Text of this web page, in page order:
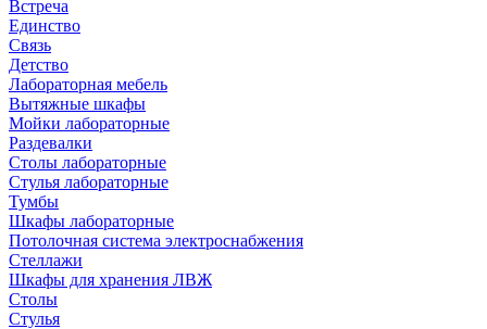
Встреча
Единство
Связь
Детство
Лабораторная мебель
Вытяжные шкафы
Мойки лабораторные
Раздевалки
Столы лабораторные
Стулья лабораторные
Тумбы
Шкафы лабораторные
Потолочная система электроснабжения
Стеллажи
Шкафы для хранения ЛВЖ
Столы
Стулья